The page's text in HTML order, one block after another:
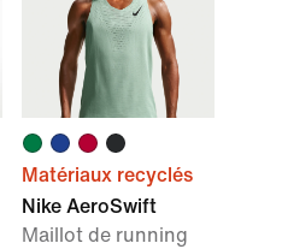
Matériaux recyclés
Nike AeroSwift
Maillot de running